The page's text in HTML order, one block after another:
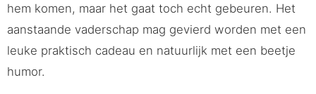
hem komen, maar het gaat toch echt gebeuren. Het
aanstaande vaderschap mag gevierd worden met een
leuke praktisch cadeau en natuurlijk met een beetje
humor.